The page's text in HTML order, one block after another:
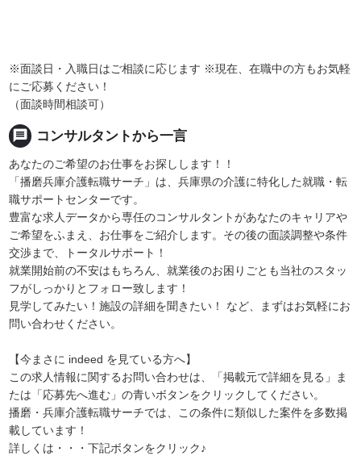
※面談日・入職日はご相談に応じます ※現在、在職中の方もお気軽
にご応募ください！
（面談時間相談可）
message コンサルタントから一言
あなたのご希望のお仕事をお探しします！！
「播磨兵庫介護転職サーチ」は、兵庫県の介護に特化した就職・転
職サポートセンターです。
豊富な求人データから専任のコンサルタントがあなたのキャリアや
ご希望をふまえ、お仕事をご紹介します。その後の面談調整や条件
交渉まで、トータルサポート！
就業開始前の不安はもちろん、就業後のお困りごとも当社のスタッ
フがしっかりとフォロー致します！
見学してみたい！施設の詳細を聞きたい！ など、まずはお気軽にお
問い合わせください。
【今まさに indeed を見ている方へ】
この求人情報に関するお問い合わせは、「掲載元で詳細を見る」ま
たは「応募先へ進む」の青いボタンをクリックしてください。
播磨・兵庫介護転職サーチでは、この条件に類似した案件を多数掲
載しています！
詳しくは・・・下記ボタンをクリック♪